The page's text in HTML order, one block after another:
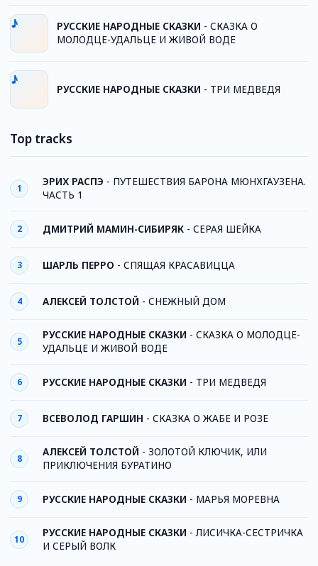
РУССКИЕ НАРОДНЫЕ СКАЗКИ - СКАЗКА О
МОЛОДЦЕ-УДАЛЬЦЕ И ЖИВОЙ ВОДЕ
РУССКИЕ НАРОДНЫЕ СКАЗКИ - ТРИ МЕДВЕДЯ
Top tracks
1
ЭРИХ РАСПЭ - ПУТЕШЕСТВИЯ БАРОНА МЮНХГАУЗЕНА.
ЧАСТЬ 1
2 ДМИТРИЙ МАМИН-СИБИРЯК - СЕРАЯ ШЕЙКА
3 ШАРЛЬ ПЕРРО - СПЯЩАЯ КРАСАВИЦЦА
4 АЛЕКСЕЙ ТОЛСТОЙ - СНЕЖНЫЙ ДОМ
5
РУССКИЕ НАРОДНЫЕ СКАЗКИ - СКАЗКА О МОЛОДЦЕ-
УДАЛЬЦЕ И ЖИВОЙ ВОДЕ
6 РУССКИЕ НАРОДНЫЕ СКАЗКИ - ТРИ МЕДВЕДЯ
7 ВСЕВОЛОД ГАРШИН - СКАЗКА О ЖАБЕ И РОЗЕ
8
АЛЕКСЕЙ ТОЛСТОЙ - ЗОЛОТОЙ КЛЮЧИК, ИЛИ
ПРИКЛЮЧЕНИЯ БУРАТИНО
9 РУССКИЕ НАРОДНЫЕ СКАЗКИ - МАРЬЯ МОРЕВНА
10
РУССКИЕ НАРОДНЫЕ СКАЗКИ -ЛИСИЧКА-СЕСТРИЧКА
И СЕРЫЙ ВОЛК